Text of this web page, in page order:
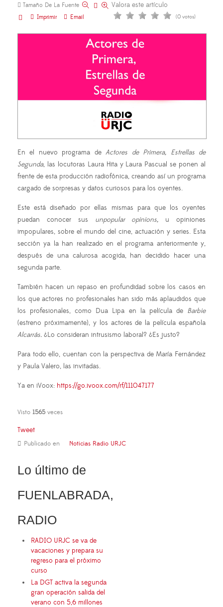
Tamaño De La Fuente
Imprimir
Email
Valora este artículo
(0 votos)
En el nuevo programa deActores de Primera, Estrellas de
Segunda, las locutoras Laura Hita y Laura Pascual se ponen al
frente de esta producción radiofónica, creando así un programa
cargado de sorpresas y datos curiosos para los oyentes.
Este está diseñado por ellas mismas para que los oyentes
puedan conocer sus unpopular opinions, u opiniones
impopulares, sobre el mundo del cine, actuación y series. Esta
sección ya la han realizado en el programa anteriormente y,
después de una calurosa acogida, han decidido hacer una
segunda parte.
También hacen un repaso en profundidad sobre los casos en
los que actores no profesionales han sido más aplaudidos que
los profesionales, como Dua Lipa en la película de Barbie
(estreno próximamente), y los actores de la película española
Alcarrás. ¿Lo consideran intrusismo laboral? ¿Es justo?
Para todo ello, cuentan con la perspectiva de María Fernández
y Paula Valero, las invitadas.
Ya en iVoox: https://go.ivoox.com/rf/111047177
Visto 1565veces
Tweet
Publicado en Noticias Radio URJC
Lo último de
FUENLABRADA,
RADIO
RADIO URJC se va de
vacaciones y prepara su
regreso para el próximo
curso
La DGT activa la segunda
gran operación salida del
verano con 5,6 millones